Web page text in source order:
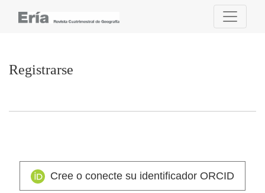
Registrarse
Cree o conecte su identificador ORCID